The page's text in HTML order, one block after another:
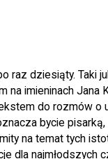
raz dziesiąty. Taki
na imieninach Jana
do rozmów o
bycie pisarką,
na temat tych
dla najmłodszych